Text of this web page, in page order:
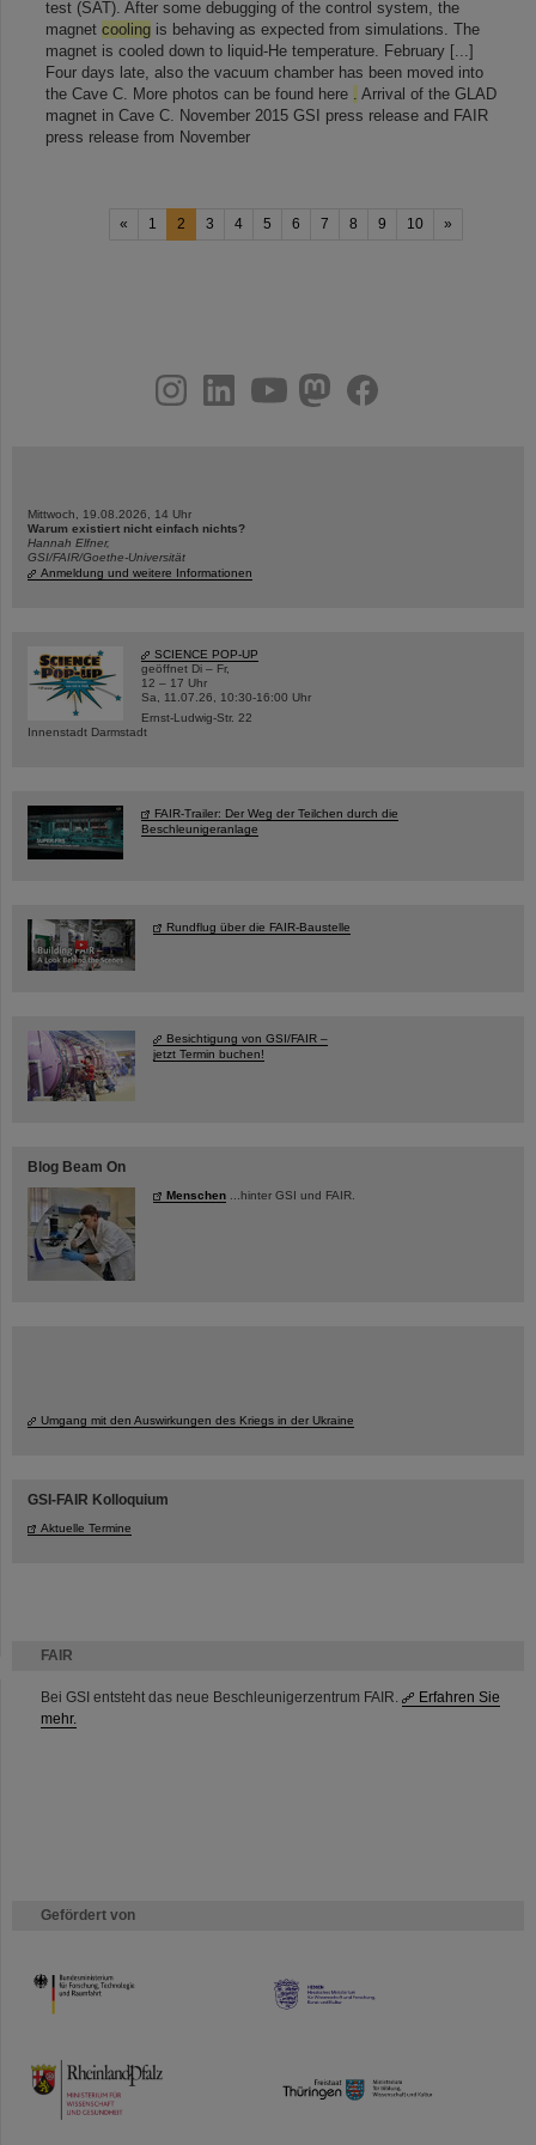
FAIR
Bei GSI entsteht das neue Beschleunigerzentrum FAIR.
Erfahren Sie
mehr.
Gefördert von
HMWK
TMWWDG
test (SAT). After some debugging of the control system, the
magnet cooling is behaving as expected from simulations. The
magnet is cooled down to liquid-He temperature. February [...]
Four days late, also the vacuum chamber has been moved into
the Cave C. More photos can be found here . Arrival of the GLAD
magnet in Cave C. November 2015 GSI press release and FAIR
press release from November
« 1 2 3 4 5 6 7 8 9 10 »
youtubehelmholtz.socialfacebook
Mittwoch, 19.08.2026, 14 Uhr
Warum existiert nicht einfach nichts?
Hannah Elfner,
GSI/FAIR/Goethe-Universität
Anmeldung und weitere Informationen
SCIENCE POP-UP
geöffnet Di – Fr,
12 – 17 Uhr
Sa, 11.07.26, 10:30-16:00 Uhr
Ernst-Ludwig-Str. 22
Innenstadt Darmstadt
FAIR-Trailer: Der Weg der Teilchen durch die
Beschleunigeranlage
Rundflug über die FAIR-Baustelle
Besichtigung von GSI/FAIR –
jetzt Termin buchen!
Blog Beam On
Menschen ...hinter GSI und FAIR.
Umgang mit den Auswirkungen des Kriegs in der Ukraine
GSI-FAIR Kolloquium
Aktuelle Termine